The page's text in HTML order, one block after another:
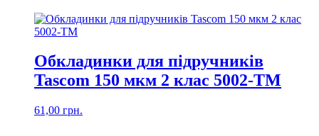
Обкладинки для підручників
Tascom 150 мкм 2 клас 5002-ТМ
61,00 грн.